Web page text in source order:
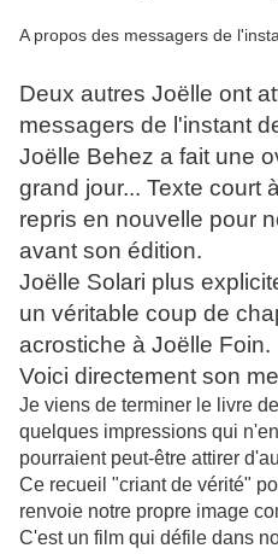
A propos des messagers de
Deux autres Joëlle ont
messagers de l'instant
Joëlle Behez a fait une
grand jour... Texte court
repris en nouvelle pour
avant son édition.
Joëlle Solari plus
un véritable coup de
acrostiche à Joëlle Foin.
Voici directement son
Je viens de terminer le livre
quelques impressions qui
pourraient peut-être attirer
Ce recueil "criant de vérité"
renvoie notre propre image
C'est un film qui défile dans